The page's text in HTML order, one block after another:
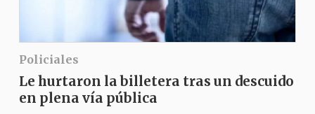
Policiales
Le hurtaron la billetera tras un descuido
en plena vía pública